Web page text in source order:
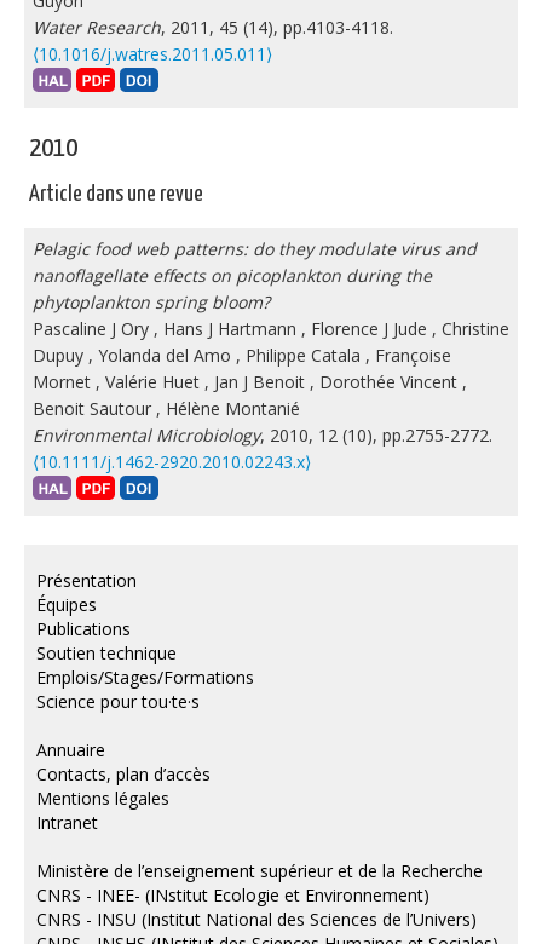
Water Research, 2011, 45 (14), pp.4103-4118.
⟨10.1016/j.watres.2011.05.011⟩
2010
Article dans une revue
Pelagic food web patterns: do they modulate virus and
nanoflagellate effects on picoplankton during the
phytoplankton spring bloom?
Pascaline J Ory , Hans J Hartmann , Florence J Jude , Christine
Dupuy , Yolanda del Amo , Philippe Catala , Françoise
Mornet , Valérie Huet , Jan J Benoit , Dorothée Vincent ,
Benoit Sautour , Hélène Montanié
Environmental Microbiology, 2010, 12 (10), pp.2755-2772.
⟨10.1111/j.1462-2920.2010.02243.x⟩
Présentation
Équipes
Publications
Soutien technique
Emplois/Stages/Formations
Science pour tou·te·s
Annuaire
Contacts, plan d’accès
Mentions légales
Intranet
Ministère de l’enseignement supérieur et de la Recherche
CNRS - INEE- (INstitut Ecologie et Environnement)
CNRS - INSU (Institut National des Sciences de l’Univers)